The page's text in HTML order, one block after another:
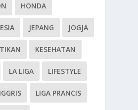
HONDA
JEPANG JOGJA
KESEHATAN
LA LIGA LIFESTYLE
LIGA PRANCIS